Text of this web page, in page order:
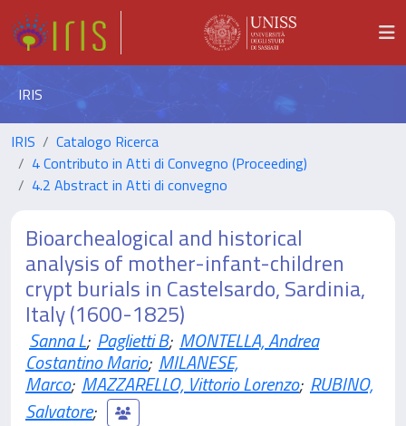
IRIS
IRIS
Catalogo Ricerca
4 Contributo in Atti di Convegno (Proceeding)
4.2 Abstract in Atti di convegno
Bioarchealogical and historical
analysis of mother-infant-children
crypt burials in Castelsardo, Sardinia,
Italy (1600-1825)
Sanna L; Paglietti B; MONTELLA, Andrea
Costantino Mario; MILANESE,
Marco; MAZZARELLO, Vittorio Lorenzo; RUBINO,
Salvatore;